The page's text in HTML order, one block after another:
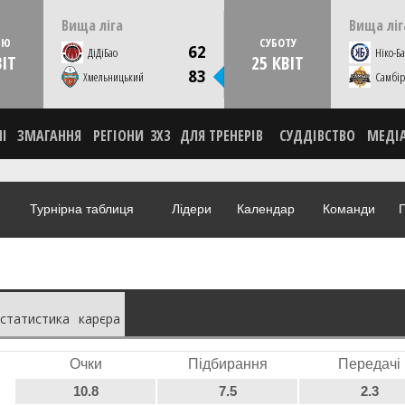
Вища ліга
ДіДіБао 62
Хмельницький 83
НЕДІЛЮ
Кам'янець-Подільський, ДЮСШ 1
СТАТИСТИКА
ВІДЕО
СУБОТУ
25 КВІТ
Вища
Ніко-
Самбір
СУБОТУ
ЗМАГАННЯ РЕГІОНИ 3X3 ДЛЯ ТРЕНЕРІВ СУДДІВСТВО
Турнірна таблиця Лідери Календар Команди
карєра
Очки Підбирання Передачі
10.8 7.5 2.3